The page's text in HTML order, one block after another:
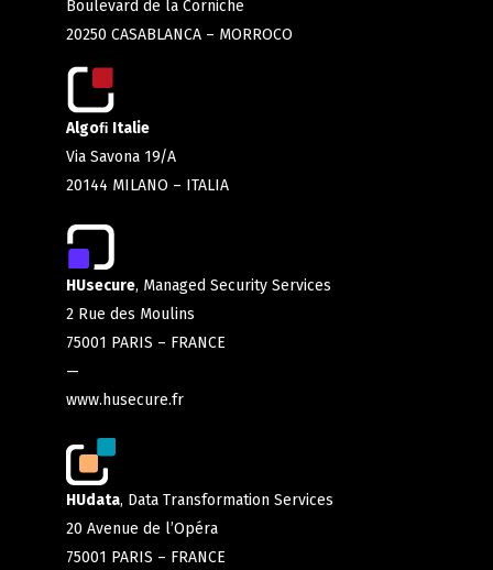
Boulevard de la Corniche
20250 CASABLANCA – MORROCO
Algoﬁ Italie
Via Savona 19/A
20144 MILANO – ITALIA
HUsecure, Managed Security Services
2 Rue des Moulins
75001 PARIS – FRANCE
—
www.husecure.fr
HUdata, Data Transformation Services
20 Avenue de l’Opéra
75001 PARIS – FRANCE